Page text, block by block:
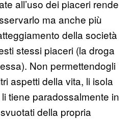
all’uso dei piaceri rende
ma anche più
della società
stessi piaceri (la droga
Non permettendogli
aspetti della vita, li isola
tiene paradossalmente in
della propria